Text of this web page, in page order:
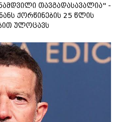
თავგადასავალია" -
ქორწინების 25 წლის
ულოცავს